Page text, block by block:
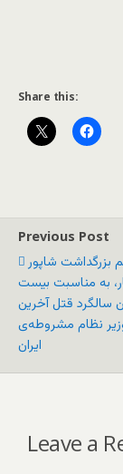
Share this:
Previous Post
بزرگداشت شاپور
به مناسبت بیست
سالگرد قتل آخرین
نظام مشروطه‌ی
ایران
Leave a